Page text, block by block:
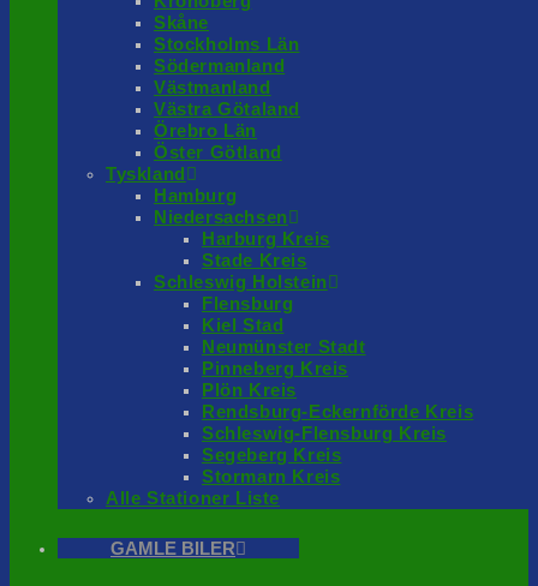
Skåne
Stockholms Län
Södermanland
Västmanland
Västra Götaland
Örebro Län
Öster Götland
Tyskland
Hamburg
Niedersachsen
Harburg Kreis
Stade Kreis
Schleswig Holstein
Flensburg
Kiel Stad
Neumünster Stadt
Pinneberg Kreis
Plön Kreis
Rendsburg-Eckernförde Kreis
Schleswig-Flensburg Kreis
Segeberg Kreis
Stormarn Kreis
Alle Stationer Liste
GAMLE BILER